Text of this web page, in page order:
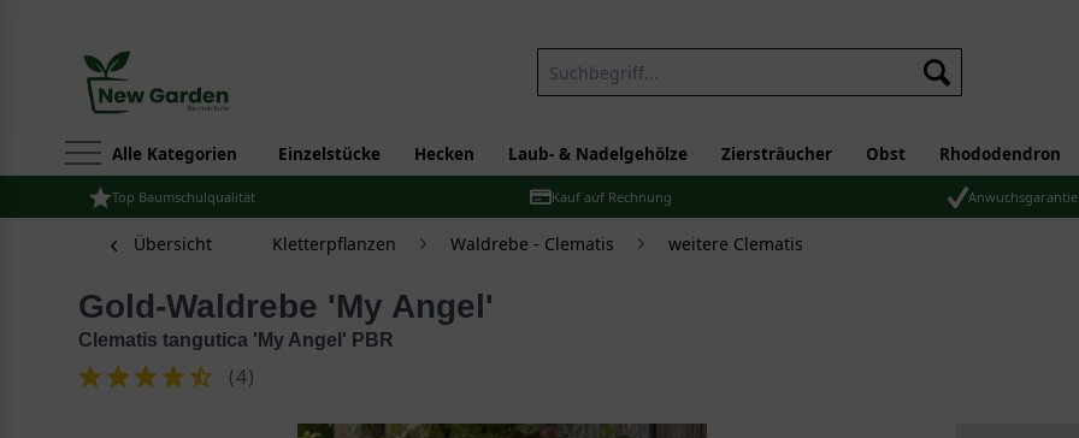
Alle Kategorien Einzelstücke Hecken Laub- & Nadelgehölze Ziersträucher Obst Rhododendron
Top Baumschulqualität Kauf auf Rechnung Anwuchsgarantie
Übersicht Kletterpflanzen Waldrebe - Clematis weitere Clematis
Gold-Waldrebe 'My Angel'
Clematis tangutica 'My Angel' PBR
(4)